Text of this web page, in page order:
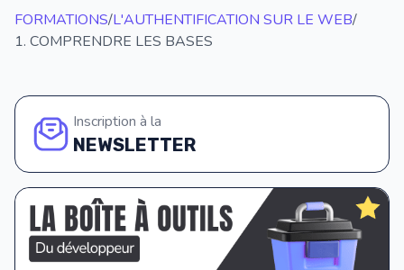
FORMATIONS/L'AUTHENTIFICATION SUR LE WEB/
1. COMPRENDRE LES BASES
Inscription à la
NEWSLETTER